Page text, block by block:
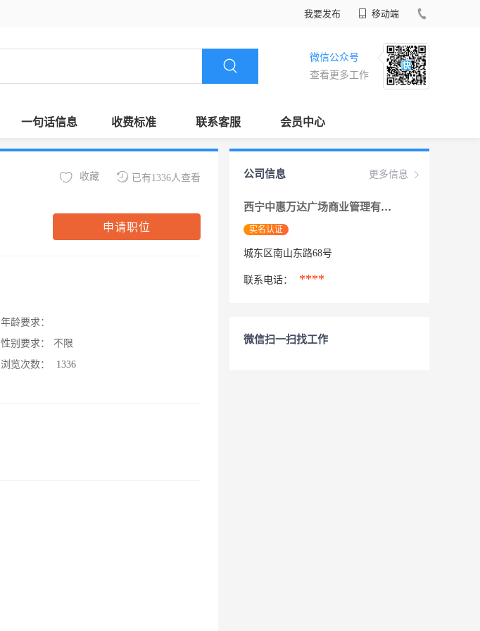
我要发布 移动端
微信公众号
查看更多工作
一句话信息 收费标准 联系客服 会员中心
已有1336人查看
收藏
申请职位
年龄要求：
性别要求：
不限
浏览次数：
1336
更多信息
公司信息
西宁中惠万达广场商业管理有限公司
实名认证
城东区南山东路68号
联系电话： ****
微信扫一扫找工作